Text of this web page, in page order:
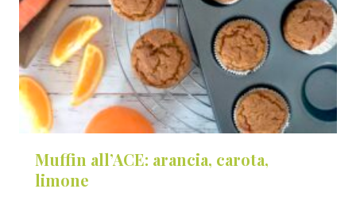
Muffin all’ACE: arancia, carota,
limone